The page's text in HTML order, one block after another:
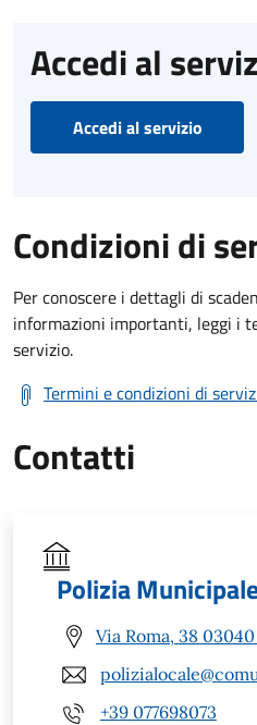
Accedi al
Accedi al servizio
Condizioni di
Per conoscere i dettagli di
informazioni importanti, leggi i
servizio.
Termini e condizioni di
Contatti
Polizia
Via Roma, 38
+39 077698073